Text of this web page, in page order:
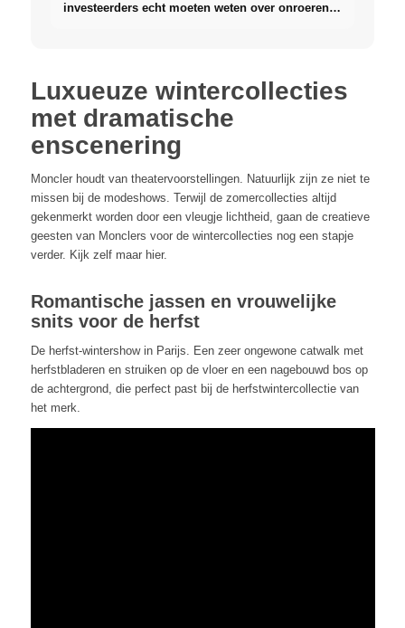
investeerders echt moeten weten over onroerend
Luxueuze wintercollecties
met dramatische
enscenering
Moncler houdt van theatervoorstellingen. Natuurlijk zijn ze niet te
missen bij de modeshows. Terwijl de zomercollecties altijd
gekenmerkt worden door een vleugje lichtheid, gaan de creatieve
geesten van Monclers voor de wintercollecties nog een stapje
verder. Kijk zelf maar hier.
Romantische jassen en vrouwelijke
snits voor de herfst
De herfst-wintershow in Parijs. Een zeer ongewone catwalk met
herfstbladeren en struiken op de vloer en een nagebouwd bos op
de achtergrond, die perfect past bij de herfstwintercollectie van
het merk.